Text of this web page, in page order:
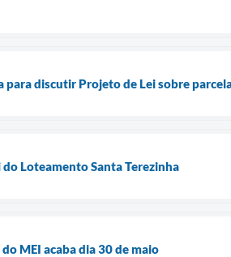
para discutir Projeto de Lei sobre
Loteamento Santa Terezinha
MEI acaba dia 30 de maio